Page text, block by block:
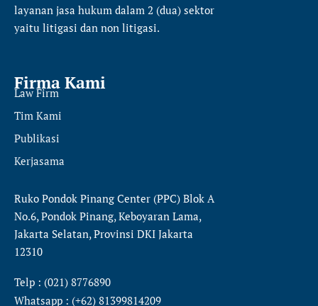
layanan jasa hukum dalam 2 (dua) sektor
yaitu litigasi dan non litigasi.
Firma Kami
Law Firm
Tim Kami
Publikasi
Kerjasama
Ruko Pondok Pinang Center (PPC) Blok A
No.6, Pondok Pinang, Keboyaran Lama,
Jakarta Selatan, Provinsi DKI Jakarta
12310
Telp : (021) 8776890
Whatsapp : (+62) 81399814209